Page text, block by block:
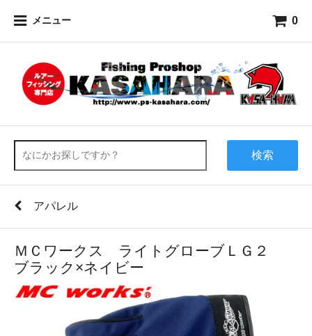
メニュー 0
検索
アパレル
ＭＣワークス ライトグローブＬＧ２
ブラック×ネイビー